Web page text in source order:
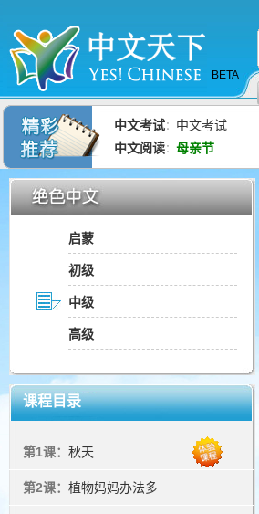
BETA
中文考试： 中文考试
中文阅读： 母亲节
启蒙
初级
中级
高级
课程目录
第1课： 秋天
第2课： 植物妈妈办法多